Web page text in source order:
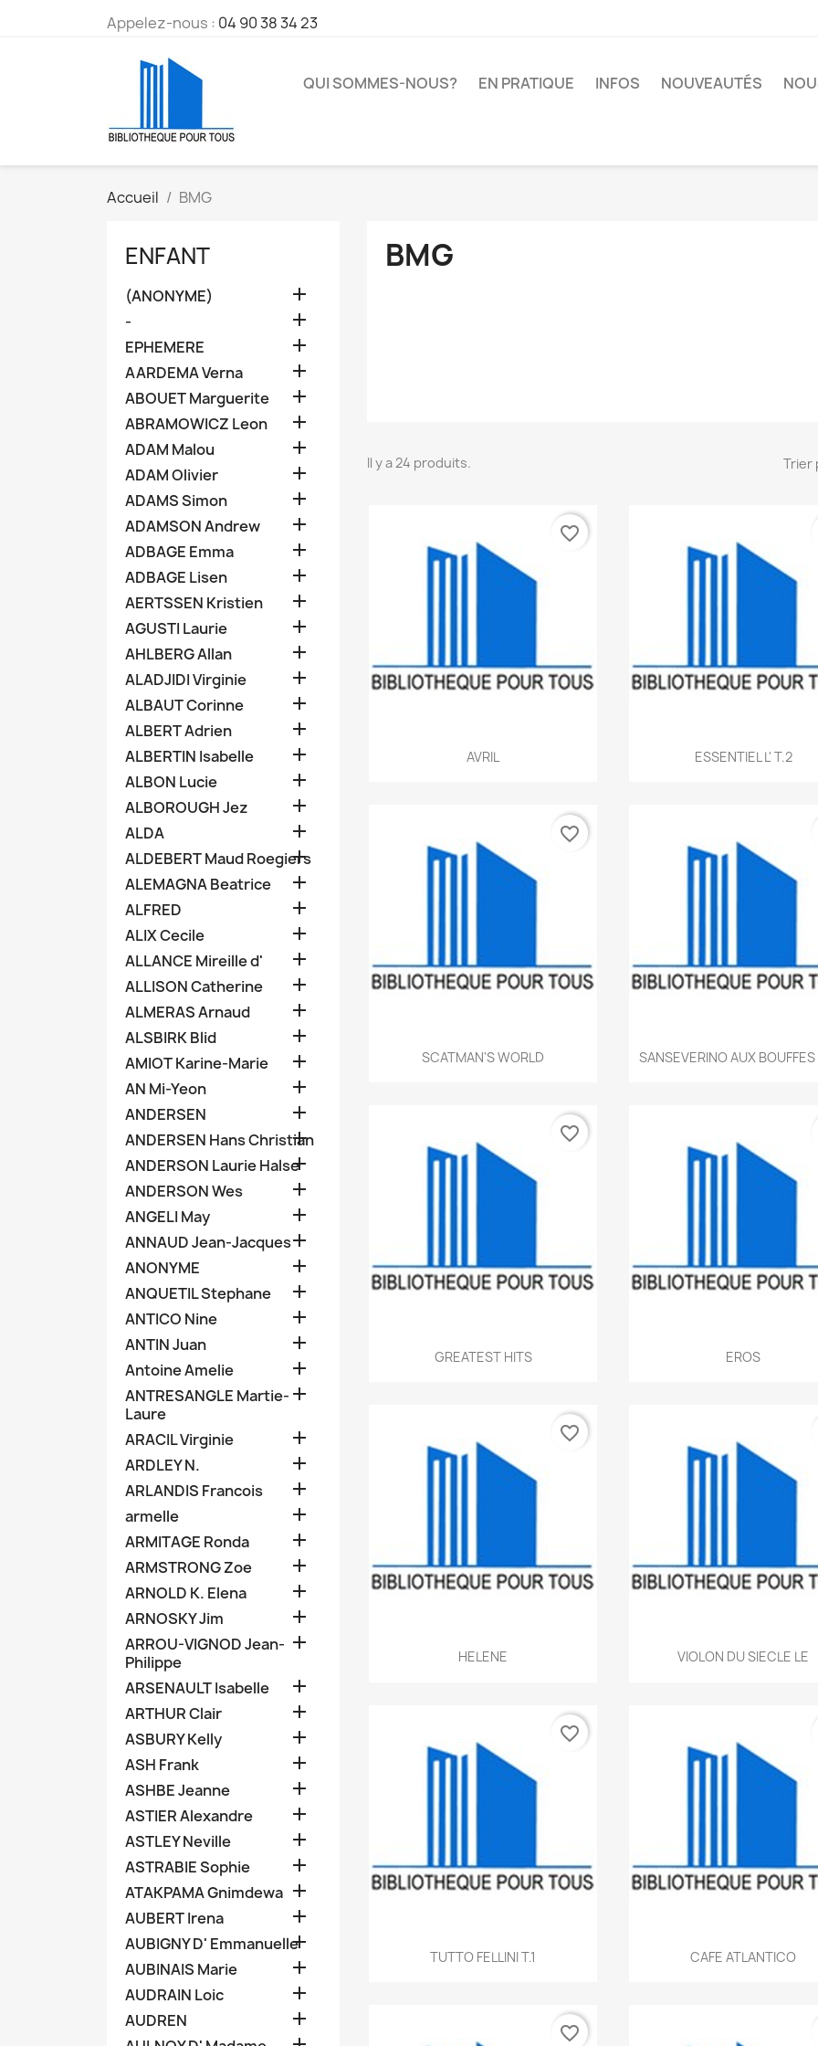
Appelez-nous : 04 90 38 34 23
QUI SOMMES-NOUS? EN PRATIQUE INFOS NOUVEAUTÉS
Accueil BMG
ENFANT
(ANONYME) 
- 
EPHEMERE 
AARDEMA Verna 
ABOUET Marguerite 
ABRAMOWICZ Leon 
ADAM Malou 
ADAM Olivier 
ADAMS Simon 
ADAMSON Andrew 
ADBAGE Emma 
ADBAGE Lisen 
AERTSSEN Kristien 
AGUSTI Laurie 
AHLBERG Allan 
ALADJIDI Virginie 
ALBAUT Corinne 
ALBERT Adrien 
ALBERTIN Isabelle 
ALBON Lucie 
ALBOROUGH Jez 
ALDA 
ALDEBERT Maud Roegiers

ALEMAGNA Beatrice 
ALFRED 
ALIX Cecile 
ALLANCE Mireille d' 
ALLISON Catherine 
ALMERAS Arnaud 
ALSBIRK Blid 
AMIOT Karine-Marie 
AN Mi-Yeon 
ANDERSEN 
ANDERSEN Hans Christian

ANDERSON Laurie Halse

ANDERSON Wes 
ANGELI May 
ANNAUD Jean-Jacques
ANONYME 
ANQUETIL Stephane 
ANTICO Nine 
ANTIN Juan 
Antoine Amelie 
ANTRESANGLE Martie-
Laure

ARACIL Virginie 
ARDLEY N. 
ARLANDIS Francois 
armelle 
ARMITAGE Ronda 
ARMSTRONG Zoe 
ARNOLD K. Elena 
ARNOSKY Jim 
ARROU-VIGNOD Jean-
Philippe

ARSENAULT Isabelle 
ARTHUR Clair 
ASBURY Kelly 
ASH Frank 
ASHBE Jeanne 
ASTIER Alexandre 
ASTLEY Neville 
ASTRABIE Sophie 
ATAKPAMA Gnimdewa 
AUBERT Irena 
AUBIGNY D' Emmanuelle
AUBINAIS Marie 
AUDRAIN Loic 
AUDREN 
BMG
Il y a 24 produits. Trier
Aperçu rapide
AVRIL
favorite_border
Aperçu rapide
ESSENTIEL L' T.2
Aperçu rapide
SCATMAN'S WORLD
favorite_border
Aperçu rapide
SANSEVERINO AUX BOUFFES
Aperçu rapide
GREATEST HITS
favorite_border
Aperçu rapide
EROS
Aperçu rapide
HELENE
favorite_border
Aperçu rapide
VIOLON DU SIECLE LE
 Aperçu rapide
TUTTO FELLINI T.1
favorite_border
Aperçu rapide
CAFE ATLANTICO
favorite_border